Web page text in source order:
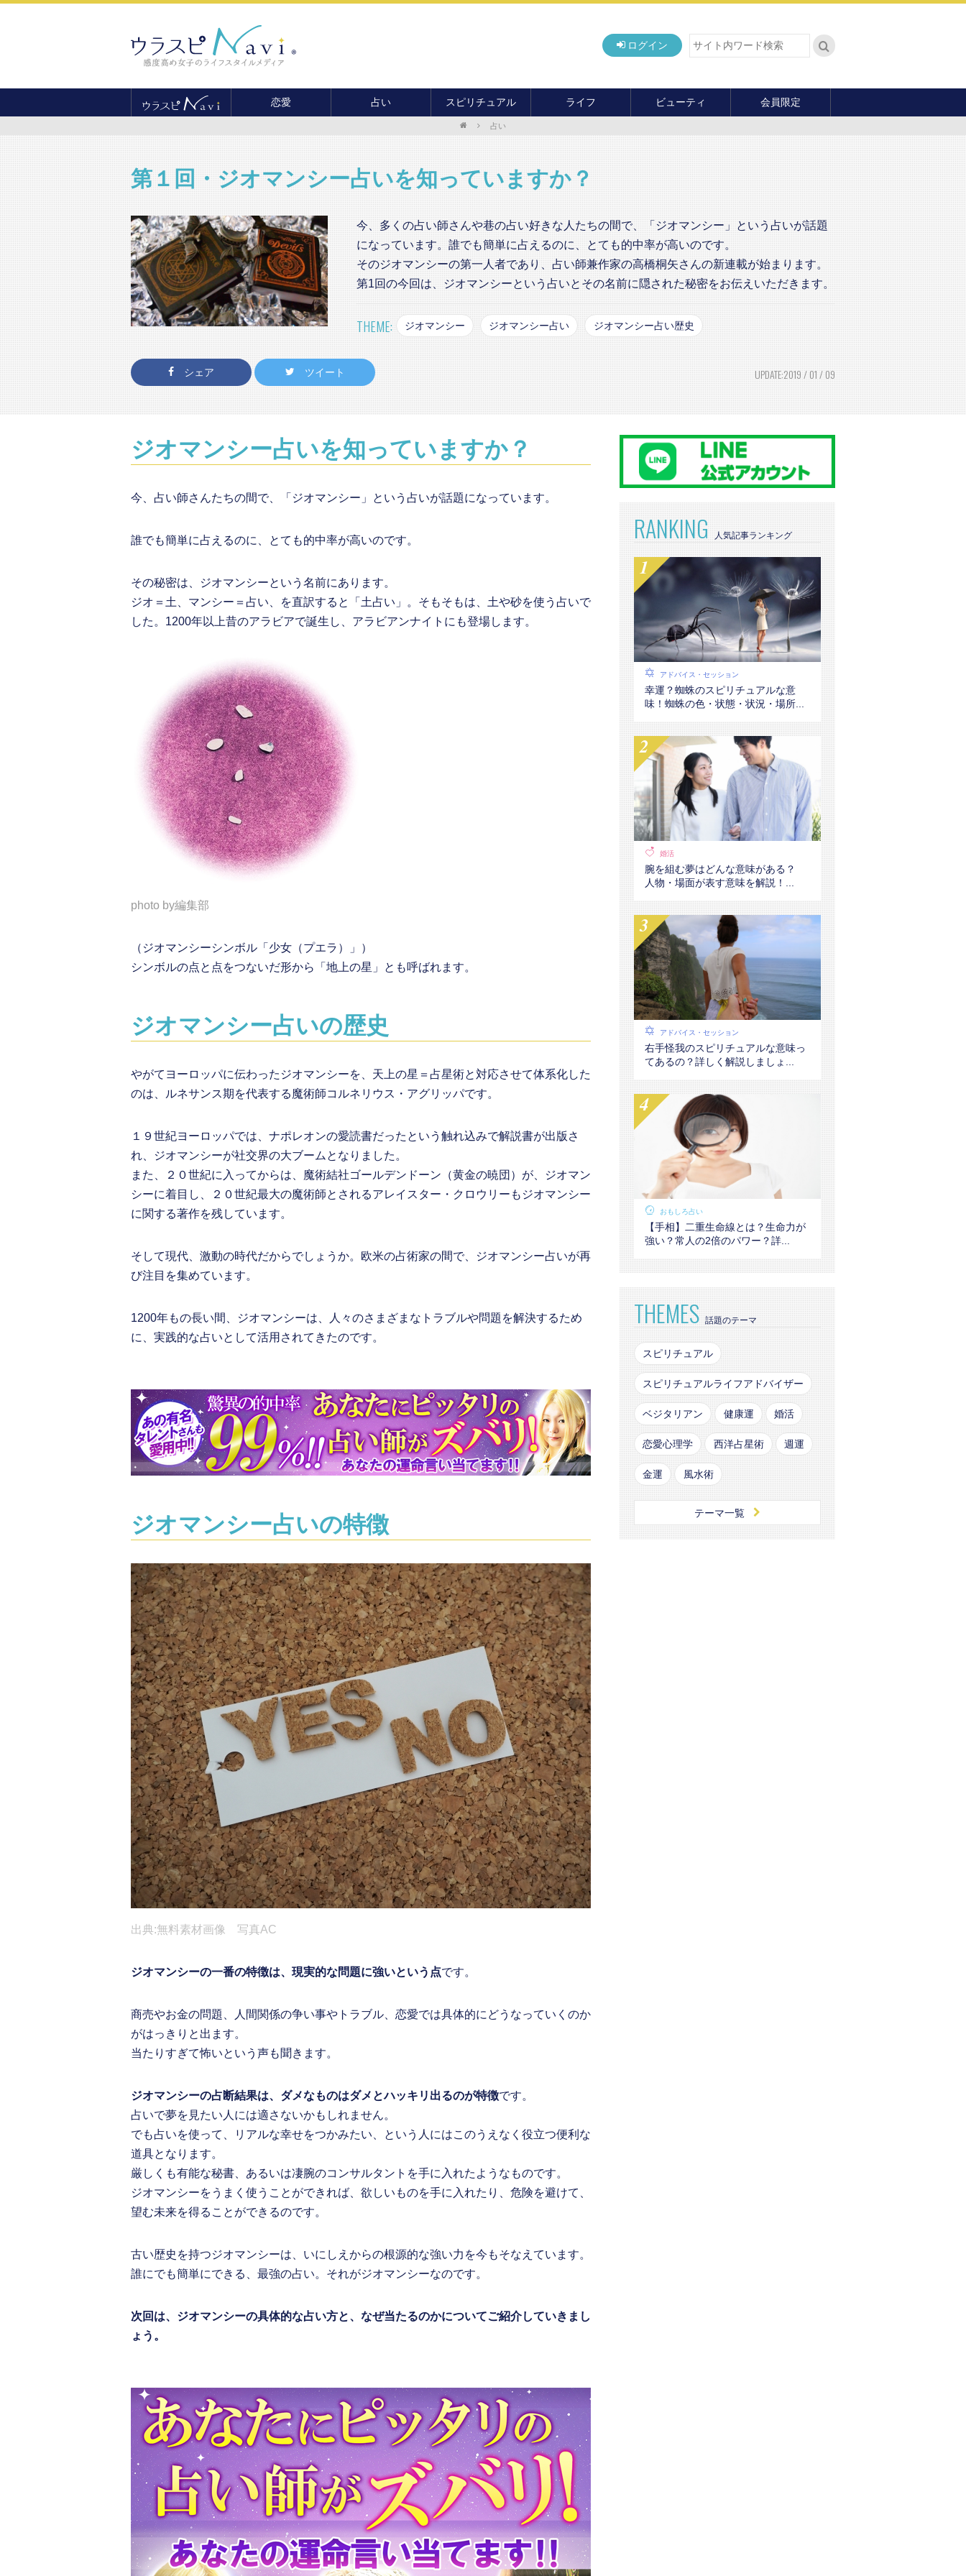
ログイン
恋愛
結婚
復縁
占い
おもしろ占い
電話占い
スピリチュアル
開運
パワースポット
オカルト
ライフ
癒し
ビューティ 会員限定
占い
第１回・ジオマンシー占いを知っていますか？
今、多くの占い師さんや巷の占い好きな人たちの間で、「ジオマンシー」という占いが話題
になっています。誰でも簡単に占えるのに、とても的中率が高いのです。
そのジオマンシーの第一人者であり、占い師兼作家の高橋桐矢さんの新連載が始まります。
第1回の今回は、ジオマンシーという占いとその名前に隠された秘密をお伝えいただきます。
THEME: ジオマンシー ジオマンシー占い ジオマンシー占い歴史
シェア ツイート UPDATE:2019 / 01 / 09
ジオマンシー占いを知っていますか？
今、占い師さんたちの間で、「ジオマンシー」という占いが話題になっています。
誰でも簡単に占えるのに、とても的中率が高いのです。
その秘密は、ジオマンシーという名前にあります。
ジオ＝土、マンシー＝占い、を直訳すると「土占い」。そもそもは、土や砂を使う占いで
した。1200年以上昔のアラビアで誕生し、アラビアンナイトにも登場します。
photo by編集部
（ジオマンシーシンボル「少女（プエラ）」）
シンボルの点と点をつないだ形から「地上の星」とも呼ばれます。
ジオマンシー占いの歴史
やがてヨーロッパに伝わったジオマンシーを、天上の星＝占星術と対応させて体系化した
のは、ルネサンス期を代表する魔術師コルネリウス・アグリッパです。
１９世紀ヨーロッパでは、ナポレオンの愛読書だったという触れ込みで解説書が出版さ
れ、ジオマンシーが社交界の大ブームとなりました。
また、２０世紀に入ってからは、魔術結社ゴールデンドーン（黄金の暁団）が、ジオマン
シーに着目し、２０世紀最大の魔術師とされるアレイスター・クロウリーもジオマンシー
に関する著作を残しています。
そして現代、激動の時代だからでしょうか。欧米の占術家の間で、ジオマンシー占いが再
び注目を集めています。
1200年もの長い間、ジオマンシーは、人々のさまざまなトラブルや問題を解決するため
に、実践的な占いとして活用されてきたのです。
ジオマンシー占いの特徴
出典:無料素材画像 写真AC
ジオマンシーの一番の特徴は、現実的な問題に強いという点です。
商売やお金の問題、人間関係の争い事やトラブル、恋愛では具体的にどうなっていくのか
がはっきりと出ます。
当たりすぎて怖いという声も聞きます。
ジオマンシーの占断結果は、ダメなものはダメとハッキリ出るのが特徴です。
占いで夢を見たい人には適さないかもしれません。
でも占いを使って、リアルな幸せをつかみたい、という人にはこのうえなく役立つ便利な
道具となります。
厳しくも有能な秘書、あるいは凄腕のコンサルタントを手に入れたようなものです。
ジオマンシーをうまく使うことができれば、欲しいものを手に入れたり、危険を避けて、
望む未来を得ることができるのです。
古い歴史を持つジオマンシーは、いにしえからの根源的な強い力を今もそなえています。
誰にでも簡単にできる、最強の占い。それがジオマンシーなのです。
次回は、ジオマンシーの具体的な占い方と、なぜ当たるのかについてご紹介していきまし
ょう。
RANKING
アドバイス・セッション
幸運？蜘蛛のスピリチュアルな意
味！蜘蛛の色・状態・状況・場所...
婚活
腕を組む夢はどんな意味がある？
人物・場面が表す意味を解説！...
アドバイス・セッション
右手怪我のスピリチュアルな意味っ
てあるの？詳しく解説しましょ...
おもしろ占い
【手相】二重生命線とは？生命力が
強い？常人の2倍のパワー？詳...
THEMES 話題のテーマ
スピリチュアル
スピリチュアルライフアドバイザー
ベジタリアン 健康運 婚活
恋愛心理学 西洋占星術 週運
金運 風水術
テーマ一覧